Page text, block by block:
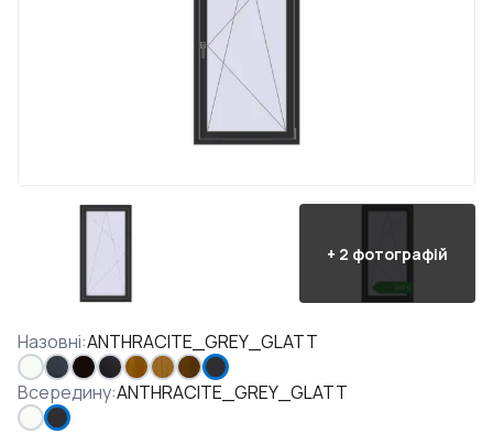
+ 2 фотографій
Назовні:ANTHRACITE_GREY_GLATT
Всередину:ANTHRACITE_GREY_GLATT